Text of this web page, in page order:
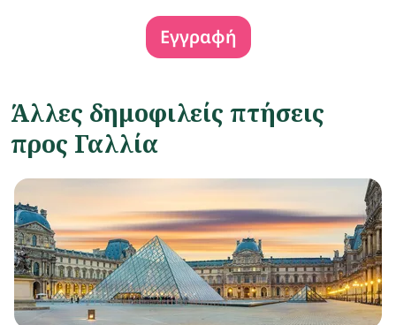
Εγγραφή
Άλλες δημοφιλείς πτήσεις
προς Γαλλία